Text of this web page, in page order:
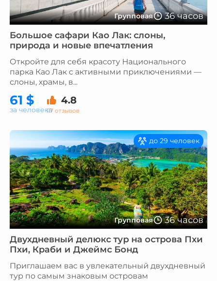
Групповая 36 часов
Большое сафари Као Лак: слоны,
природа и новые впечатления
Откройте для себя красоту Национального
парка Као Лак с активными приключениями —
слоны, храмы, в...
61 $ 4.8
117 отзывов
за человека
Групповая 36 часов
до 29 человек
Двухдневный делюкс тур на острова Пхи
Пхи, Краби и Джеймс Бонд
Приглашаем вас в увлекательный двухдневный
тур по самым знаковым островам